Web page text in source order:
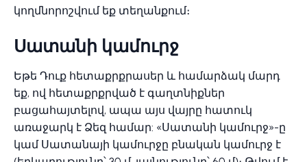
կողմնորոշվում եք տեղանքում։
Սատանի կամուրջ
Եթե Դուք հետաքրքրասեր և համարձակ մարդ
եք, ով հետաքրքրված է գաղտնիքներ
բացահայտելով, ապա այս վայրը հատուկ
առաջարկ է Ձեզ համար: «Սատանի կամուրջ»-ը
կամ Սատանայի կամուրջը բնական կամուրջ է